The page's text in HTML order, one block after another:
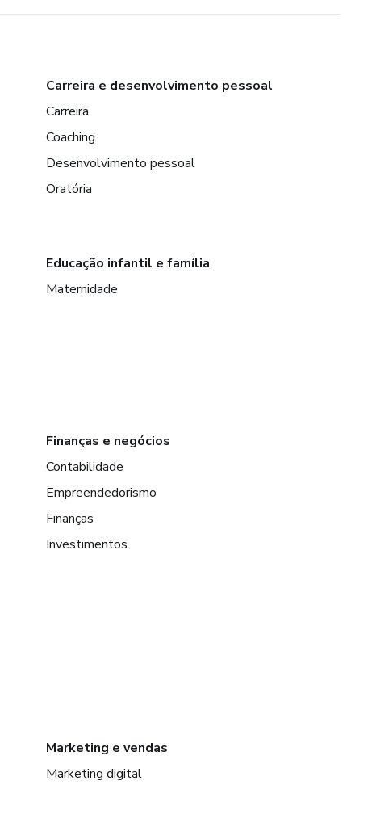
Carreira e desenvolvimento pessoal
Carreira
Coaching
Desenvolvimento pessoal
Oratória
Educação infantil e família
Maternidade
Finanças e negócios
Contabilidade
Empreendedorismo
Finanças
Investimentos
Marketing e vendas
Marketing digital